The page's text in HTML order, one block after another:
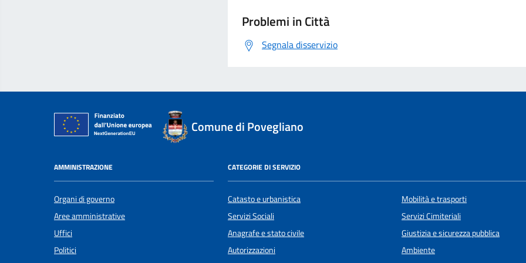
Problemi in Città
Segnala disservizio
Comune di Povegliano
AMMINISTRAZIONE
Organi di governo
Aree amministrative
Uffici
Politici
CATEGORIE DI SERVIZIO
Catasto e urbanistica
Servizi Sociali
Anagrafe e stato civile
Autorizzazioni
Mobilità e trasporti
Servizi Cimiteriali
Giustizia e sicurezza pubblica
Ambiente